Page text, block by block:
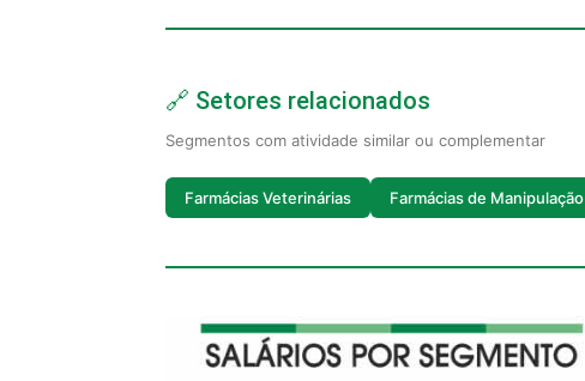
🔗 Setores relacionados
Segmentos com atividade similar ou complementar
Farmácias Veterinárias Farmácias de Manipulação